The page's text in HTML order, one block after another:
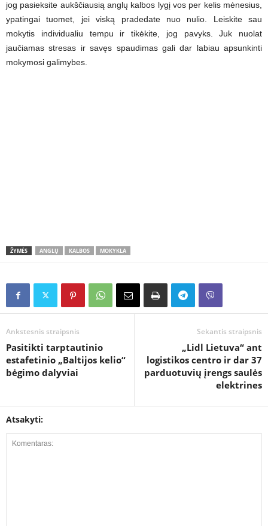
jog pasieksite aukščiausią anglų kalbos lygį vos per kelis mėnesius,
ypatingai tuomet, jei viską pradedate nuo nulio. Leiskite sau
mokytis individualiu tempu ir tikėkite, jog pavyks. Juk nuolat
jaučiamas stresas ir savęs spaudimas gali dar labiau apsunkinti
mokymosi galimybes.
ŽYMĖS ANGLŲ KALBOS MOKYKLA
Ankstesnis straipsnis
Pasitikti tarptautinio
estafetinio „Baltijos kelio“
bėgimo dalyviai
Sekantis straipsnis
„Lidl Lietuva“ ant
logistikos centro ir dar 37
parduotuvių įrengs saulės
elektrines
Atsakyti: